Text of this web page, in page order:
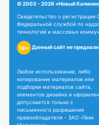
© 2003 - 2026 «Новый
Свидетельство о
Федеральной службой по
технологий и массовых
18+ Данный сайт не
Любое использование, либо
копирование материалов или
подборки материалов сайта,
элементов дизайна и
допускается только с
письменного разрешения
правообладателя - ЗАО «Твик